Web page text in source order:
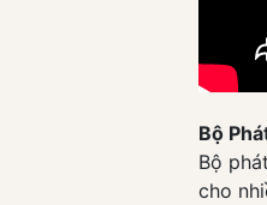
Bộ
Bộ
cho